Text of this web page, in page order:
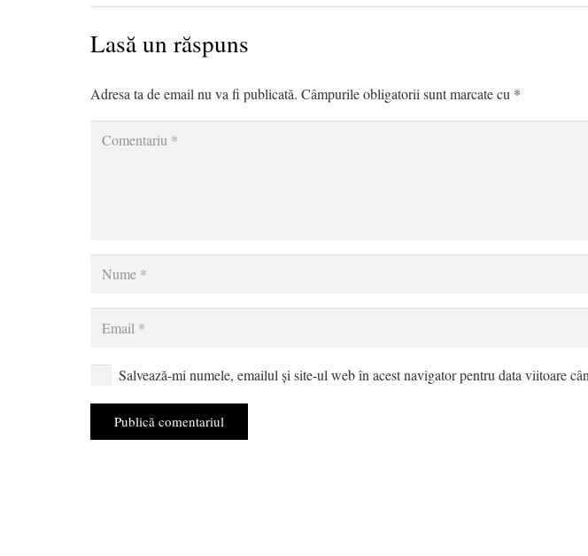
Lasă un răspuns
Adresa ta de email nu va fi publicată. Câmpurile obligatorii sunt marcate cu *
Salvează-mi numele, emailul și site-ul web în acest navigator pentru data viitoare
Publică comentariul